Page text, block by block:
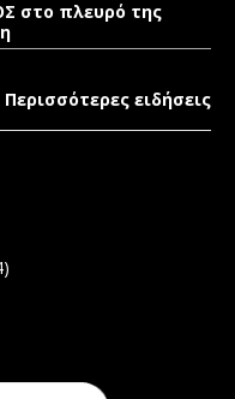
στο πλευρό της
Περισσότερες ειδήσεις